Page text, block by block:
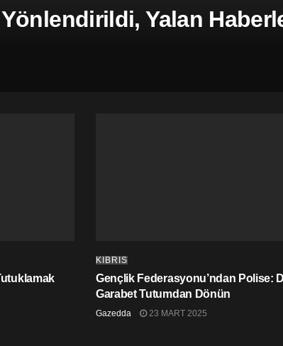
Yalan
KIBRIS
Gençlik Federasyonu’ndan Polise:
Garabet Tutumdan Dönün
Gazedda 23 MART 2025